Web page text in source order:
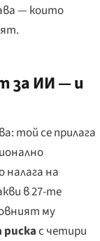
— които
за ИИ — и
той се прилага
на
в 27-те
му
рискас четири